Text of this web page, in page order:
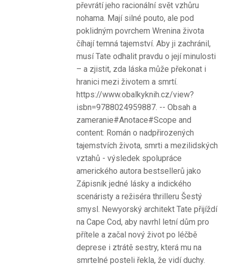
převrátí jeho racionální svět vzhůru
nohama. Mají silné pouto, ale pod
poklidným povrchem Wrenina života
číhají temná tajemství. Aby ji zachránil,
musí Tate odhalit pravdu o její minulosti
– a zjistit, zda láska může překonat i
hranici mezi životem a smrtí.
https://www.obalkyknih.cz/view?
isbn=9788024959887. -- Obsah a
zameranie#Anotace#Scope and
content: Román o nadpřirozených
tajemstvích života, smrti a mezilidských
vztahů - výsledek spolupráce
amerického autora bestsellerů jako
Zápisník jedné lásky a indického
scenáristy a režiséra thrilleru Šestý
smysl. Newyorský architekt Tate přijíždí
na Cape Cod, aby navrhl letní dům pro
přítele a začal nový život po léčbě
deprese i ztrátě sestry, která mu na
smrtelné posteli řekla, že vidí duchy.